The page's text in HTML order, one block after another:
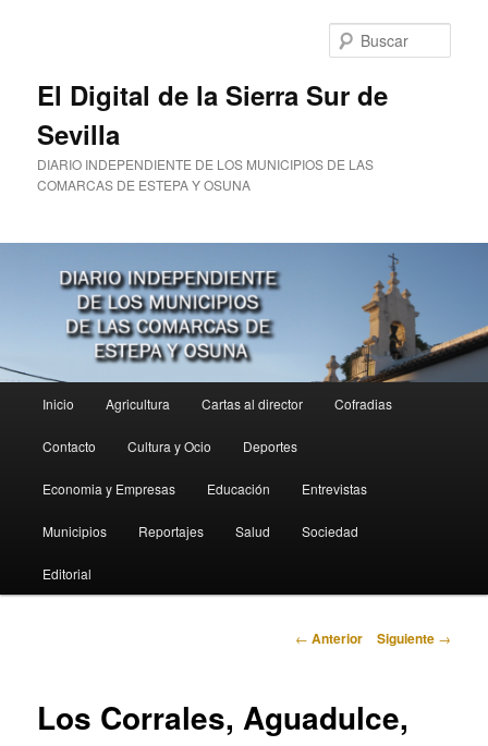
El Digital de la Sierra Sur de
Sevilla
DIARIO INDEPENDIENTE DE LOS MUNICIPIOS DE LAS
COMARCAS DE ESTEPA Y OSUNA
principal
Inicio Agricultura Cartas al director Cofradias
Contacto Cultura y Ocio Deportes
Economia y Empresas Educación Entrevistas
Municipios Reportajes Salud Sociedad
Editorial
Navegación
← Anterior Siguiente →
Los Corrales, Aguadulce,